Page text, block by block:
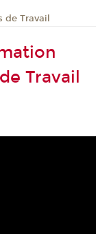
de Travail
Travail